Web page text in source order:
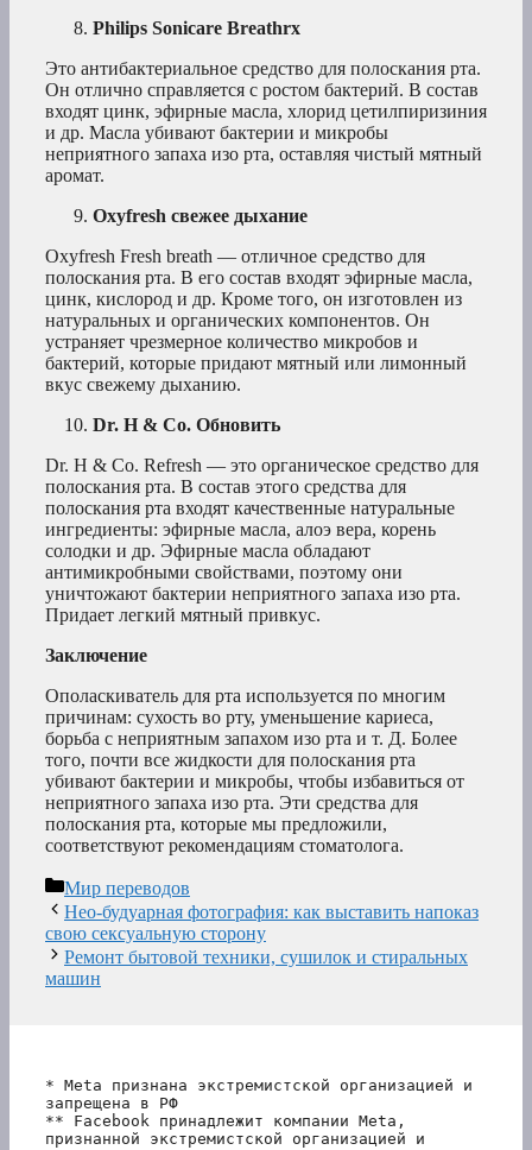
Philips Sonicare Breathrx
Это антибактериальное средство для полоскания рта.
Он отлично справляется с ростом бактерий. В состав
входят цинк, эфирные масла, хлорид цетилпиризиния
и др. Масла убивают бактерии и микробы
неприятного запаха изо рта, оставляя чистый мятный
аромат.
Oxyfresh свежее дыхание
Oxyfresh Fresh breath — отличное средство для
полоскания рта. В его состав входят эфирные масла,
цинк, кислород и др. Кроме того, он изготовлен из
натуральных и органических компонентов. Он
устраняет чрезмерное количество микробов и
бактерий, которые придают мятный или лимонный
вкус свежему дыханию.
Dr. H & Co. Обновить
Dr. H & Co. Refresh — это органическое средство для
полоскания рта. В состав этого средства для
полоскания рта входят качественные натуральные
ингредиенты: эфирные масла, алоэ вера, корень
солодки и др. Эфирные масла обладают
антимикробными свойствами, поэтому они
уничтожают бактерии неприятного запаха изо рта.
Придает легкий мятный привкус.
Заключение
Ополаскиватель для рта используется по многим
причинам: сухость во рту, уменьшение кариеса,
борьба с неприятным запахом изо рта и т. Д. Более
того, почти все жидкости для полоскания рта
убивают бактерии и микробы, чтобы избавиться от
неприятного запаха изо рта. Эти средства для
полоскания рта, которые мы предложили,
соответствуют рекомендациям стоматолога.
Рубрики
Мир переводов
Нео-будуарная фотография: как выставить напоказ
свою сексуальную сторону
Ремонт бытовой техники, сушилок и стиральных
машин
* Meta признана экстремистской организацией и
запрещена в РФ
** Facebook принадлежит компании Meta,
признанной экстремистской организацией и